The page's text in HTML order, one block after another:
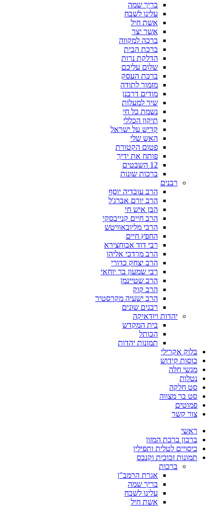
בריך שמה
עלינו לשבח
אשת חיל
אשר יצר
ברכה למקווה
ברכת הבית
הדלקת נרות
שלום עליכם
ברכת העסק
מזמור לתודה
מודים דרבנן
שיר למעלות
נשמת כל חי
תיקון הכללי
קדיש על ישראל
האש שלי
פטום הקטורת
פותח את ידיך
12 השבטים
ברכות שונות
רבנים
הרב עובדיה יוסף
הרב יורם אברג'ל
הבן איש חי
הרב חיים קנייבסקי
הרבי מליובאוויטש
החפץ חיים
רבי דוד אבוחצירא
הרב מרדכי אליהו
הרב יצחק כדורי
רבי שמעון בר יוחאי
הרב שטיינמן
הרב קוק
הרב ישעיה מקרסטיר
רבנים שונים
יהדות ויודאיקה
בית המקדש
הכותל
תמונות יהדות
בלוק אקרילי
כוסות קידוש
מגשי חלה
נטלות
סט חלקה
סט בר מצווה
פמוטים
צור קשר
ראשי
ברכון ברכת המזון
כיסויים לטלית ותפילין
תמונות זכוכית וקנבס
ברכות
אגרת הרמב"ן
בריך שמה
עלינו לשבח
אשת חיל